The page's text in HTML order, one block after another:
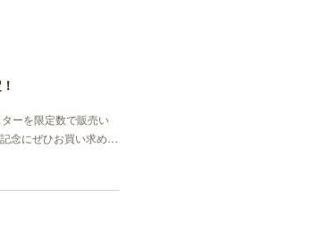
ーを限定数で販売い
念にぜひお買い求め…